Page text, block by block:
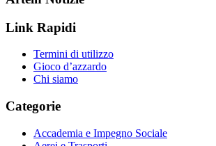
Link Rapidi
Termini di utilizzo
Gioco d’azzardo
Chi siamo
Categorie
Accademia e Impegno Sociale